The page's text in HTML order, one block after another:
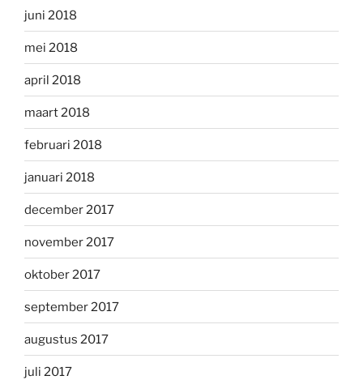
juni 2018
mei 2018
april 2018
maart 2018
februari 2018
januari 2018
december 2017
november 2017
oktober 2017
september 2017
augustus 2017
juli 2017